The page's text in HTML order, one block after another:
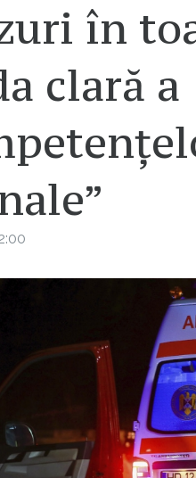
în
clară a